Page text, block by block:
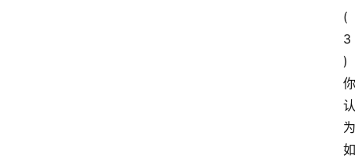
(
3
)
你
认
为
如